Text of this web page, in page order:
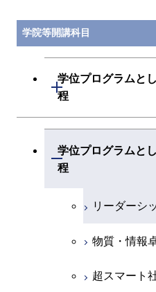
学院等開講科目
学位プログラムと
程
開閉
(学士)
学位プログラムと
程
開閉
リーダーシ
物質・情報
超スマート